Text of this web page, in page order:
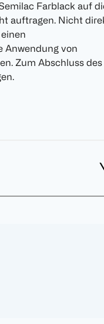
Farblack auf
auftragen. Nicht
Anwendung von
Zum Abschluss des